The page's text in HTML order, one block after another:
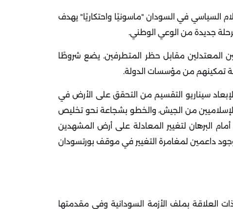
السياسي في السودان "ماسونيًا واحتكاريًا" يهدف
جديدة من الوعي الوطني.
المعتدلين مقابل حظر المتطرفين. يضع شروطًا
تمكينهم من مؤسسات الدولة.
سيناريو التقسيم من التحقق على الأرض في
من الجيش، والخطو بشجاعة نحو تخليص
البرهان لتغيير المعادلة على أرض المشهدين
داعمين لمغامرة التغيير في موقف بورتسودان
العلاقة بملف الأزمة السودانية وفي مقدمتها